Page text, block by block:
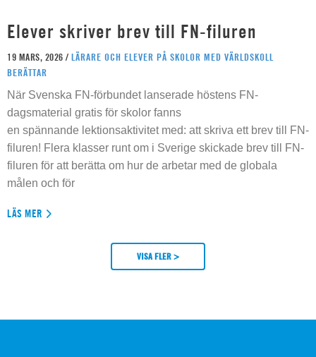
Elever skriver brev till FN-filuren
19 MARS, 2026 / LÄRARE OCH ELEVER PÅ SKOLOR MED VÄRLDSKOLL
BERÄTTAR
När Svenska FN-förbundet lanserade höstens FN-
dagsmaterial gratis för skolor fanns
en spännande lektionsaktivitet med: att skriva ett brev till FN-
filuren! Flera klasser runt om i Sverige skickade brev till FN-
filuren för att berätta om hur de arbetar med de globala
målen och för
LÄS MER
VISA FLER >